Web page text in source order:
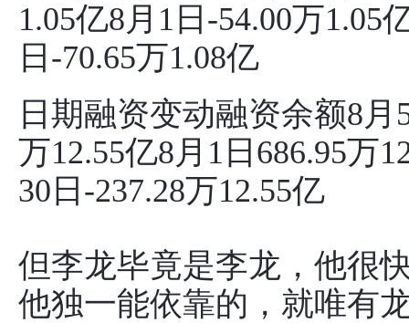
1.05亿8月1日-54.00万1.05
日-70.65万1.08亿
日期融资变动融资余额8月
万12.55亿8月1日686.95万
30日-237.28万12.55亿
但李龙毕竟是李龙，他很
他独一能依靠的，就唯有